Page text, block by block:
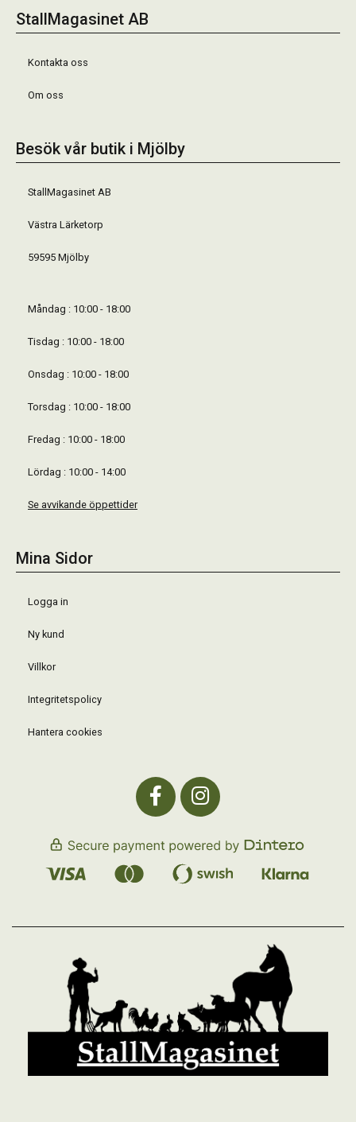
StallMagasinet AB
Kontakta oss
Om oss
Besök vår butik i Mjölby
StallMagasinet AB
Västra Lärketorp
59595 Mjölby
Måndag : 10:00 - 18:00
Tisdag : 10:00 - 18:00
Onsdag : 10:00 - 18:00
Torsdag : 10:00 - 18:00
Fredag : 10:00 - 18:00
Lördag : 10:00 - 14:00
Se avvikande öppettider
Mina Sidor
Logga in
Ny kund
Villkor
Integritetspolicy
Hantera cookies